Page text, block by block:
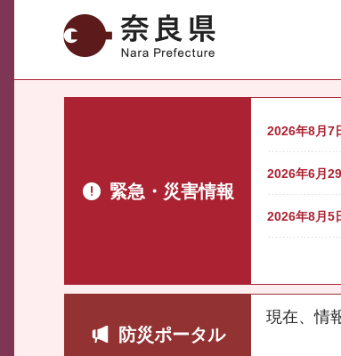
奈良県
緊急・災害情報
2026年8月7
2026年6月
2026年8月5
防災ポータル
現在、情